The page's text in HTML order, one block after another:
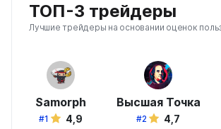
ТОП-3 трейдеры
Лучшие трейдеры на основании оценок
Samorph
#1
4,9
Высшая Точка
#2
4,7